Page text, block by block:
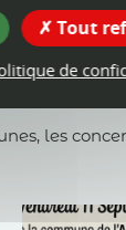
les
Tout
de